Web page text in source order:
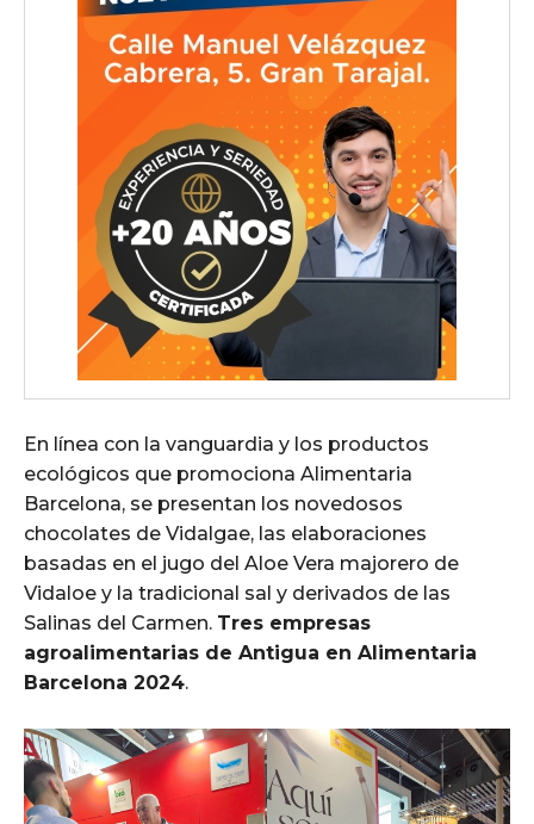
En línea con la vanguardia y los productos
ecológicos que promociona Alimentaria
Barcelona, se presentan los novedosos
chocolates de Vidalgae, las elaboraciones
basadas en el jugo del Aloe Vera majorero de
Vidaloe y la tradicional sal y derivados de las
Salinas del Carmen. Tres empresas
agroalimentarias de Antigua en Alimentaria
Barcelona 2024.